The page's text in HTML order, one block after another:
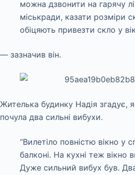
можна дзвонити на гарячу
міськради, казати розміри
обіцяють привезти скло у
— зазначив він.
Жителька будинку Надія згадує,
почула два сильні вибухи.
“Вилетіло повністю вікно у
балконі. На кухні теж вікно
Дуже сильний вибух був.